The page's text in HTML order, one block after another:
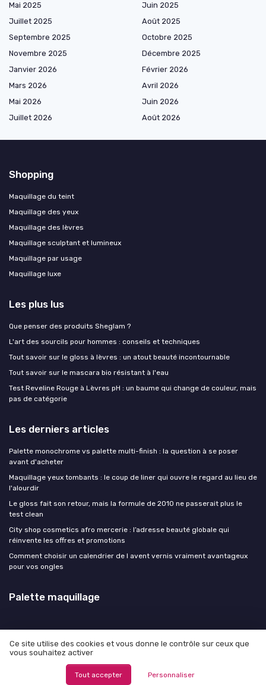
Mai 2025
Juin 2025
Juillet 2025
Août 2025
Septembre 2025
Octobre 2025
Novembre 2025
Décembre 2025
Janvier 2026
Février 2026
Mars 2026
Avril 2026
Mai 2026
Juin 2026
Juillet 2026
Août 2026
Shopping
Maquillage du teint
Maquillage des yeux
Maquillage des lèvres
Maquillage sculptant et lumineux
Maquillage par usage
Maquillage luxe
Les plus lus
Que penser des produits Sheglam ?
L'art des sourcils pour hommes : conseils et techniques
Tout savoir sur le gloss à lèvres : un atout beauté incontournable
Tout savoir sur le mascara bio résistant à l'eau
Test Reveline Rouge à Lèvres pH : un baume qui change de couleur, mais
pas de catégorie
Les derniers articles
Palette monochrome vs palette multi-finish : la question à se poser
avant d'acheter
Maquillage yeux tombants : le coup de liner qui ouvre le regard au lieu de
l'alourdir
Le gloss fait son retour, mais la formule de 2010 ne passerait plus le
test clean
City shop cosmetics afro mercerie : l’adresse beauté globale qui
réinvente les offres et promotions
Comment choisir un calendrier de l avent vernis vraiment avantageux
pour vos ongles
Palette maquillage
Mentions légales
© Palette maquillage 2026
Ce site utilise des cookies et vous donne le contrôle sur ceux que
vous souhaitez activer
Tout accepter Personnaliser